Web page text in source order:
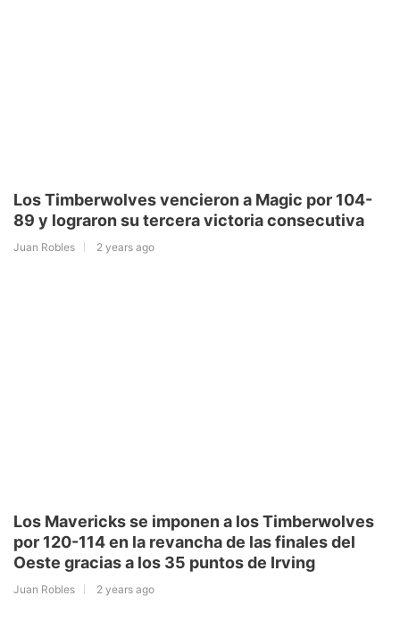
Los Timberwolves vencieron a Magic por 104-
89 y lograron su tercera victoria consecutiva
Juan Robles 2 years ago
Los Mavericks se imponen a los Timberwolves
por 120-114 en la revancha de las finales del
Oeste gracias a los 35 puntos de Irving
Juan Robles 2 years ago